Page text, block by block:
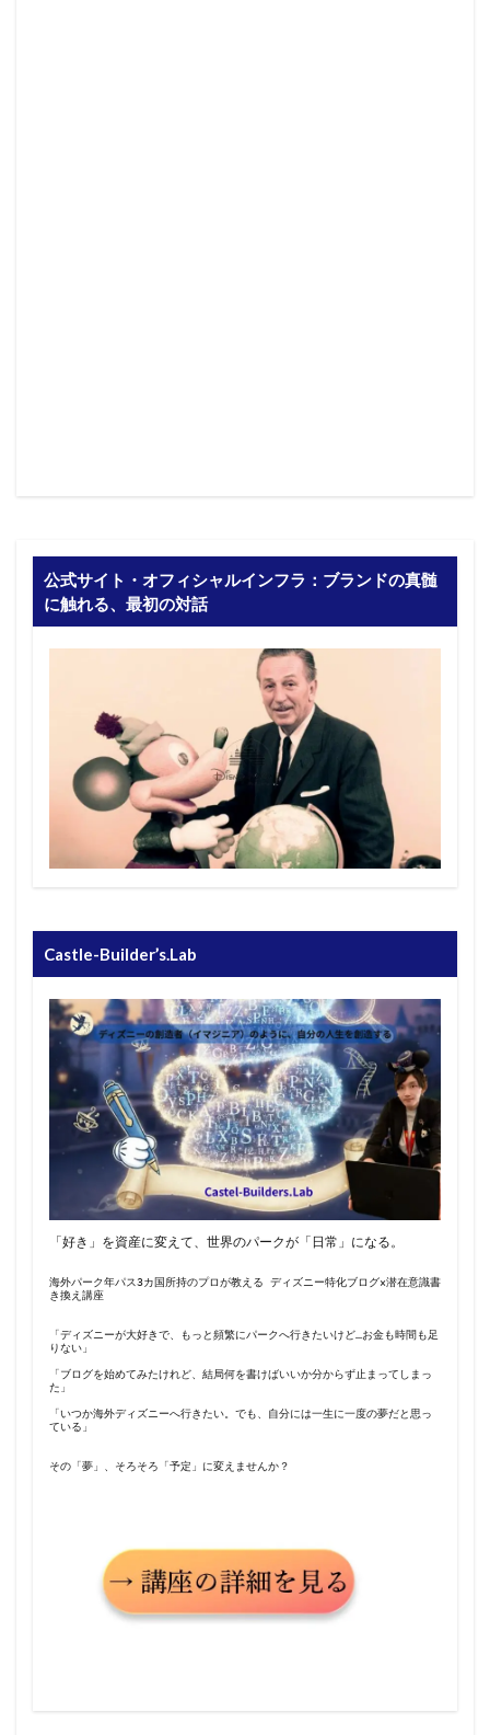
公式サイト・オフィシャルインフラ：ブランドの真髄
に触れる、最初の対話
Castle-Builder’s.Lab
「好き」を資産に変えて、世界のパークが「日常」になる。
海外パーク年パス3カ国所持のプロが教える ディズニー特化ブログ×潜在意識書
き換え講座
「ディズニーが大好きで、もっと頻繁にパークへ行きたいけど…お金も時間も足
りない」
「ブログを始めてみたけれど、結局何を書けばいいか分からず止まってしまっ
た」
「いつか海外ディズニーへ行きたい。でも、自分には一生に一度の夢だと思っ
ている」
その「夢」、そろそろ「予定」に変えませんか？